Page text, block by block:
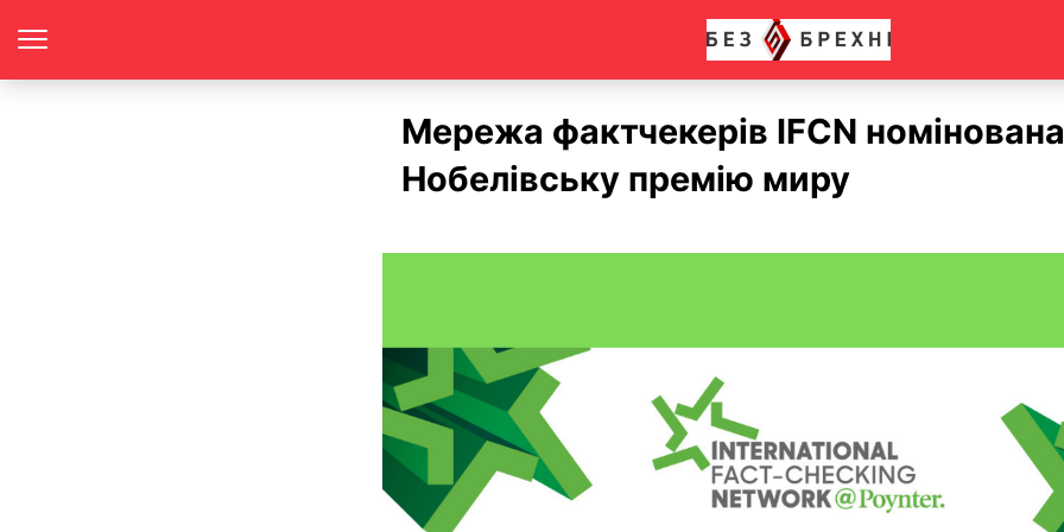
Мережа фактчекерів IFCN
Нобелівську премію миру